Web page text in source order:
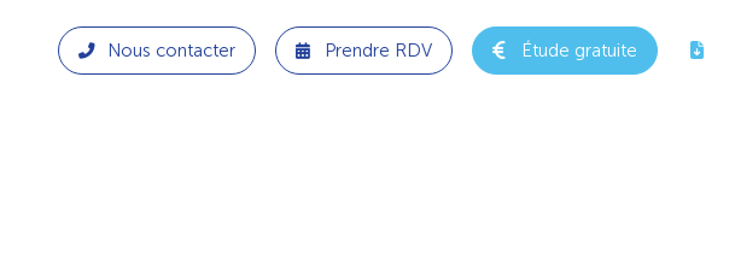
Nous contacter Prendre RDV Étude gratuite